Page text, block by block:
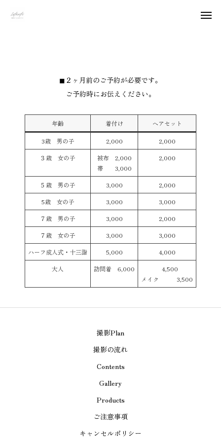
◼︎２ヶ月前のご予約が必要です。
ご予約時にお伝えください。
年齢 着付け ヘアセット
3歳 男の子 2,000
2,000
３歳 女の子
被布 2,000
帯 3,000
2,000
５歳 男の子 3,000
2,000
5歳 女の子
3,000
3,000
７歳 男の子
3,000
2,000
７歳 女の子
3,000
3,000
ハーフ成人式・十三詣
5,000
4,000
大人
訪問着 6,000
4,500
メイク 3,500
撮影Plan
撮影の流れ
Contents
Gallery
Products
ご注意事項
キャンセルポリシー
FAQ
Instagram アクセス